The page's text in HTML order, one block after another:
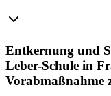
Entkernung und
Leber-Schule in
Vorabmaßnahme